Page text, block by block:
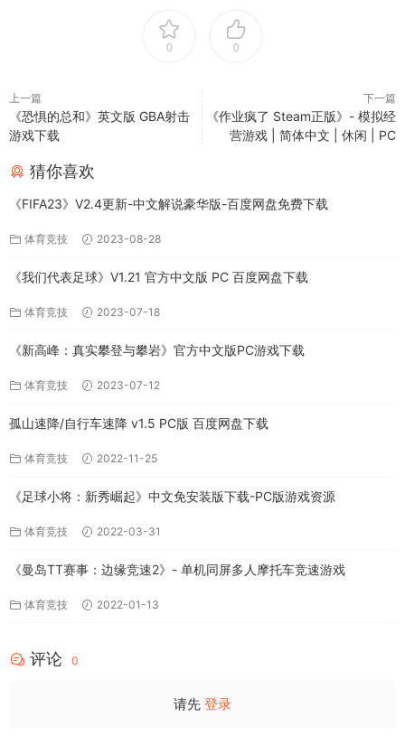
0 0
上一篇
《恐惧的总和》英文版 GBA射击
游戏下载
下一篇
《作业疯了 Steam正版》- 模拟经
营游戏 | 简体中文 | 休闲 | PC
猜你喜欢
《FIFA23》V2.4更新-中文解说豪华版-百度网盘免费下载
体育竞技 2023-08-28
《我们代表足球》V1.21 官方中文版 PC 百度网盘下载
体育竞技 2023-07-18
《新高峰：真实攀登与攀岩》官方中文版PC游戏下载
体育竞技 2023-07-12
孤山速降/自行车速降 v1.5 PC版 百度网盘下载
体育竞技 2022-11-25
《足球小将：新秀崛起》中文免安装版下载-PC版游戏资源
体育竞技 2022-03-31
《曼岛TT赛事：边缘竞速2》- 单机同屏多人摩托车竞速游戏
体育竞技 2022-01-13
评论 0
请先 登录